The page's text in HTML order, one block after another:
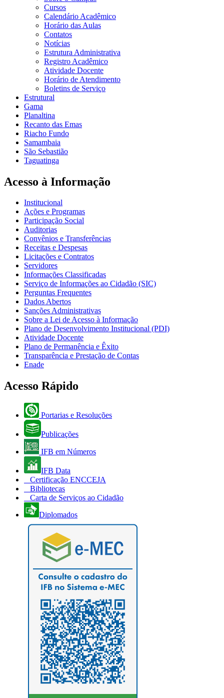
Cursos
Calendário Acadêmico
Horário das Aulas
Contatos
Notícias
Estrutura Administrativa
Registro Acadêmico
Atividade Docente
Horário de Atendimento
Boletins de Serviço
Estrutural
Gama
Planaltina
Recanto das Emas
Riacho Fundo
Samambaia
São Sebastião
Taguatinga
Acesso à Informação
Institucional
Ações e Programas
Participação Social
Auditorias
Convênios e Transferências
Receitas e Despesas
Licitações e Contratos
Servidores
Informações Classificadas
Serviço de Informações ao Cidadão (SIC)
Perguntas Frequentes
Dados Abertos
Sanções Administrativas
Sobre a Lei de Acesso à Informação
Plano de Desenvolvimento Institucional (PDI)
Atividade Docente
Plano de Permanência e Êxito
Transparência e Prestação de Contas
Enade
Acesso Rápido
Portarias e Resoluções
Publicações
IFB em Números
IFB Data
Certificação ENCCEJA
Bibliotecas
Carta de Serviços ao Cidadão
Diplomados